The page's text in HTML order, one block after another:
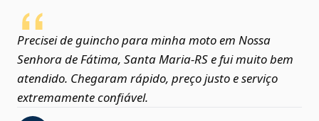
Precisei de guincho para minha moto em Nossa
Senhora de Fátima, Santa Maria‑RS e fui muito bem
atendido. Chegaram rápido, preço justo e serviço
extremamente confiável.